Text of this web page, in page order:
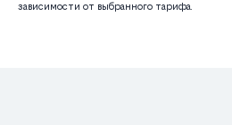
зависимости от выбранного тарифа.